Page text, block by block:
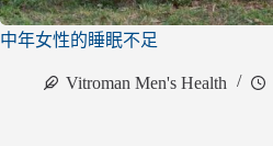
中年女性的睡眠不足
Vitroman Men's Health